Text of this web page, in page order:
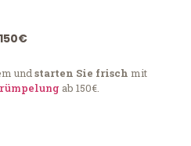
undstarten Sie frisch mit
ab 150€.